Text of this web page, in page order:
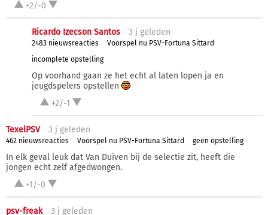
+2/-0
Ricardo Izecson Santos 3 j geleden
2483 nieuwsreacties
Voorspel nu PSV-Fortuna Sittard
incomplete opstelling
Op voorhand gaan ze het echt al laten lopen ja en
jeugdspelers opstellen
+2/-1
TexelPSV 3 j geleden
462 nieuwsreacties Voorspel nu PSV-Fortuna Sittard geen opstelling
In elk geval leuk dat Van Duiven bij de selectie zit, heeft die
jongen echt zelf afgedwongen.
+1/-0
psv-freak 3 j geleden